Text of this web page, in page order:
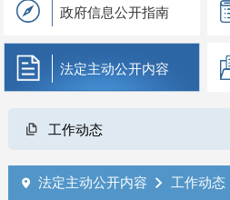
政府信息公开指南
法定主动公开内容
工作动态
 法定主动公开内容  工作动态